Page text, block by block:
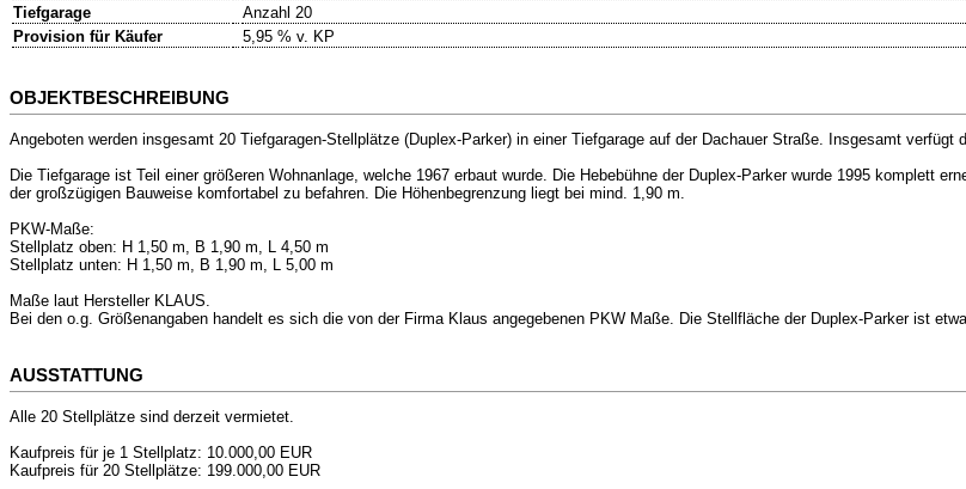
Tiefgarage
Anzahl 20
Provision für Käufer
5,95 % v. KP
OBJEKTBESCHREIBUNG
Angeboten werden insgesamt 20 Tiefgaragen-Stellplätze (Duplex-Parker) in einer Tiefgarage auf der Dachauer Straße. Insgesamt verfügt
Die Tiefgarage ist Teil einer größeren Wohnanlage, welche 1967 erbaut wurde. Die Hebebühne der Duplex-Parker wurde 1995 komplett
der großzügigen Bauweise komfortabel zu befahren. Die Höhenbegrenzung liegt bei mind. 1,90 m.
PKW-Maße:
Stellplatz oben: H 1,50 m, B 1,90 m, L 4,50 m
Stellplatz unten: H 1,50 m, B 1,90 m, L 5,00 m
Maße laut Hersteller KLAUS.
Bei den o.g. Größenangaben handelt es sich die von der Firma Klaus angegebenen PKW Maße. Die Stellfläche der Duplex-Parker ist
AUSSTATTUNG
Alle 20 Stellplätze sind derzeit vermietet.
Kaufpreis für je 1 Stellplatz: 10.000,00 EUR
Kaufpreis für 20 Stellplätze: 199.000,00 EUR